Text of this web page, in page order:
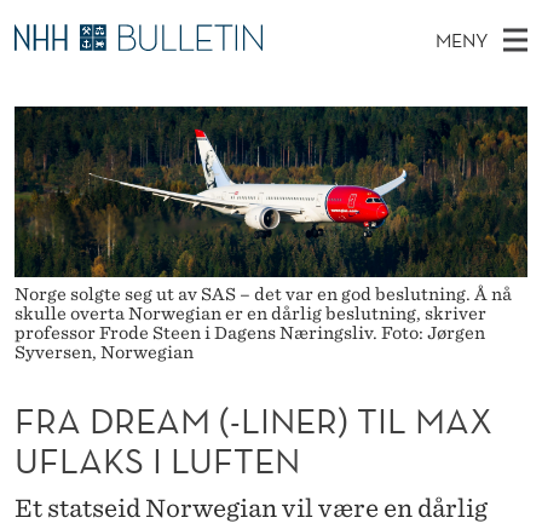
F
R
A
D
R
E
A
M
L
MENY
O
V
E
D
M
E
N
Y
Ø
N
E
T
T
S
T
D
E
T
Stipendiater og nye forskerprofiler
Disputaser
Ekspertutvalg
Om Bulletin
Norge solgte seg ut av SAS – det var en god beslutning. Å nå
skulle overta Norwegian er en dårlig beslutning, skriver
professor Frode Steen i Dagens Næringsliv. Foto: Jørgen
Syversen, Norwegian
FRA DREAM (-LINER) TIL MAX
UFLAKS I LUFTEN
Et statseid Norwegian vil være en dårlig